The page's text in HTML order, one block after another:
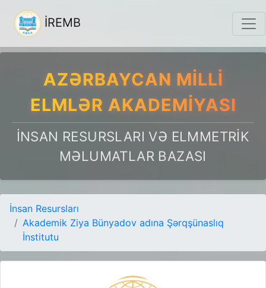
İREMB
AZƏRBAYCAN MILLI
ELMLƏR AKADEMIYASI
İNSAN RESURSLARI VƏ ELMMETRIK
MƏLUMATLAR BAZASI
İnsan Resursları
Akademik Ziya Bünyadov adına Şərqşünaslıq
İnstitutu